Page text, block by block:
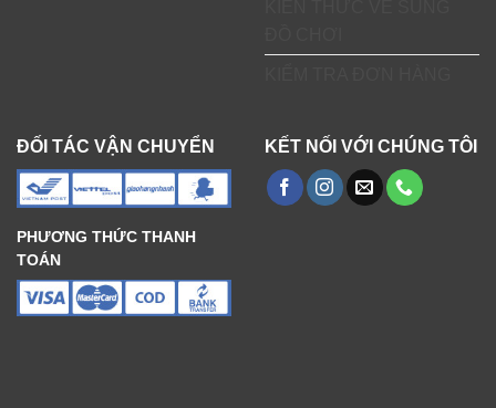
ĐỐI TÁC VẬN CHUYỂN
PHƯƠNG THỨC THANH
TOÁN
KẾT NỐI VỚI CHÚNG TÔI